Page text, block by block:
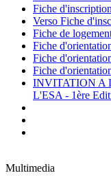
Fiche d'inscription
Verso Fiche
Fiche de
Fiche
Fiche
Fiche
INVITATION A
L'ESA - 1ère
Multimedia